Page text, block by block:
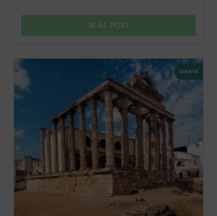
IR AL POST
OFERTA